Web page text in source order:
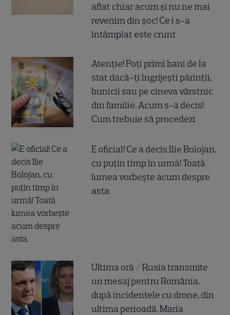
aflat chiar acum și nu ne mai
revenim din șoc! Ce i s-a
întâmplat este crunt
Atenție! Poți primi bani de la
stat dacă-ți îngrijești părinții,
bunicii sau pe cineva vârstnic
din familie. Acum s-a decis!
Cum trebuie să procedezi
E oficial! Ce a decis Ilie Bolojan,
cu puțin timp în urmă! Toată
lumea vorbește acum despre
asta
Ultima oră / Rusia transmite
un mesaj pentru România,
după incidentele cu drone, din
ultima perioadă. Maria